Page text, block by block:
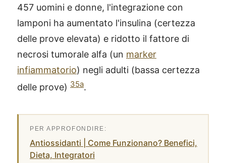
457 uomini e donne, l'integrazione con
lamponi ha aumentato l'insulina (certezza
delle prove elevata) e ridotto il fattore di
necrosi tumorale alfa (un marker
infiammatorio) negli adulti (bassa certezza
delle prove) 35a.
Antiossidanti | Come Funzionano? Benefici,
Dieta, Integratori